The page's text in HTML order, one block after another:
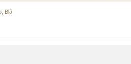
Blå